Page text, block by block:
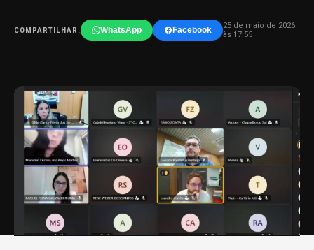
COMPARTILHAR: WhatsApp Facebook
25 de maio de 2026
às 17:55